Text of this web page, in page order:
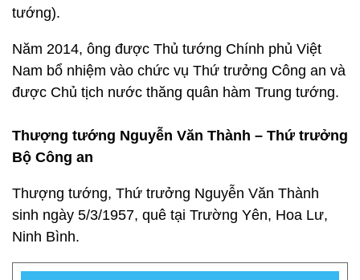
tướng).
Năm 2014, ông được Thủ tướng Chính phủ Việt
Nam bổ nhiệm vào chức vụ Thứ trưởng Công an và
được Chủ tịch nước thăng quân hàm Trung tướng.
Thượng tướng Nguyễn Văn Thành – Thứ trưởng
Bộ Công an
Thượng tướng, Thứ trưởng Nguyễn Văn Thành
sinh ngày 5/3/1957, quê tại Trường Yên, Hoa Lư,
Ninh Bình.